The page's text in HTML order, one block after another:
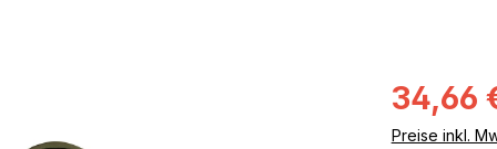
34,66
Preise inkl.